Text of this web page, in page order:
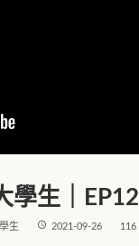
學生｜
生 access_time 2021-09-26 116